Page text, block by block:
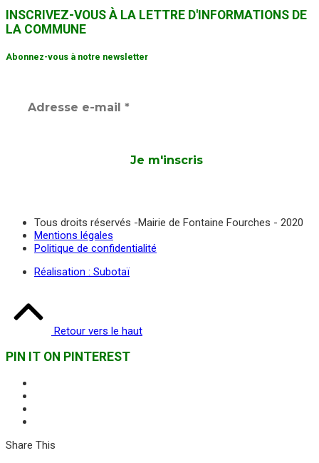
INSCRIVEZ-VOUS À LA LETTRE D'INFORMATIONS DE
LA COMMUNE
Abonnez-vous à notre newsletter
Tous droits réservés -Mairie de Fontaine Fourches - 2020
Mentions légales
Politique de confidentialité
Réalisation : Subotaï
Retour vers le haut
PIN IT ON PINTEREST
Share This